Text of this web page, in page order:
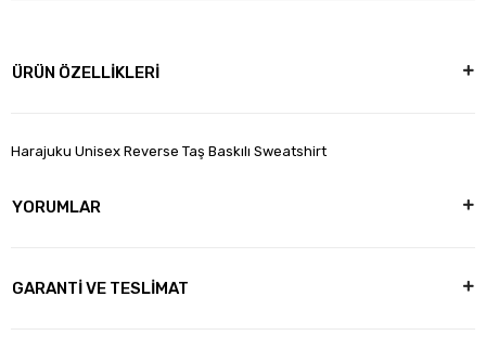
ÜRÜN ÖZELLİKLERİ
Harajuku Unisex Reverse Taş Baskılı Sweatshirt
YORUMLAR
GARANTİ VE TESLİMAT